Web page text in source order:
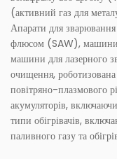
(активний газ для
Апарати для
флюсом (SAW), машини
машини для лазерного
очищення,
повітряно-плазмового
акумуляторів,
типи обігрівачів,
паливного газу та